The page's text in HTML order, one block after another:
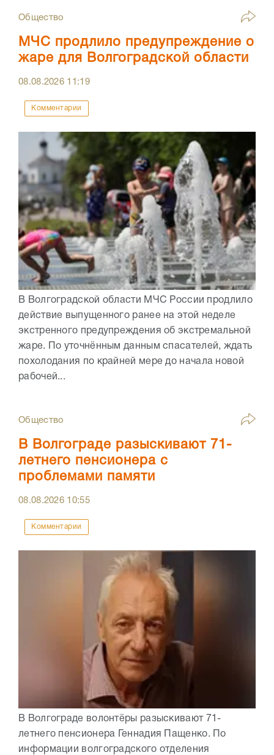
Общество
МЧС продлило предупреждение о
жаре для Волгоградской области
08.08.2026 11:19
Комментарии
В Волгоградской области МЧС России продлило
действие выпущенного ранее на этой неделе
экстренного предупреждения об экстремальной
жаре. По уточнённым данным спасателей, ждать
похолодания по крайней мере до начала новой
рабочей...
Общество
В Волгограде разыскивают 71-
летнего пенсионера с
проблемами памяти
08.08.2026 10:55
Комментарии
В Волгограде волонтёры разыскивают 71-
летнего пенсионера Геннадия Пащенко. По
информации волгоградского отделения